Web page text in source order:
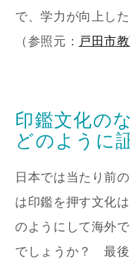
で、学力が向上した
（参照元： 戸田市
印鑑文化の
どのように
日本では当たり前
は印鑑を押す文化
のようにして海外
でしょうか？ 最後